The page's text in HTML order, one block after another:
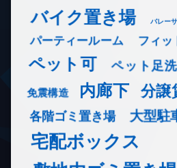
バイク置き場 バレー
パーティールーム フィッ
ペット可 ペット足
免震構造 内廊下 分譲
各階ゴミ置き場 大型駐
宅配ボックス